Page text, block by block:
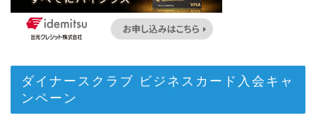
ダイナースクラブ ビジネスカード入会キャ
ンペーン